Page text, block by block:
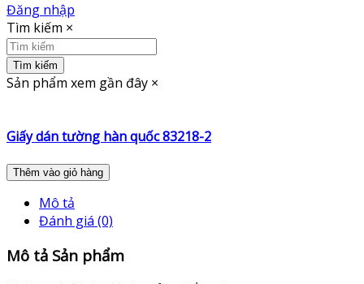
Đăng nhập
Tìm kiếm ×
Tìm kiếm
Sản phẩm xem gần đây ×
Giấy dán tường hàn quốc 83218-2
Thêm vào giỏ hàng
Mô tả
Đánh giá (0)
Mô tả Sản phẩm